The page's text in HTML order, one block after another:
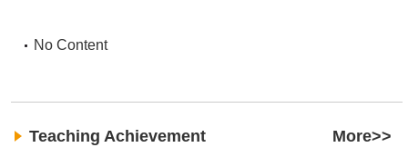
No Content
Teaching Achievement More>>